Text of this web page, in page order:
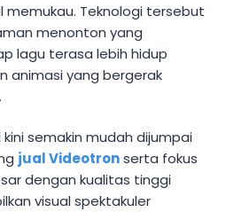
Teknologi tersebut
menonton yang
lagu terasa lebih hidup
animasi yang bergerak
semakin mudah dijumpai
jual Videotronserta fokus
dengan kualitas tinggi
visual spektakuler